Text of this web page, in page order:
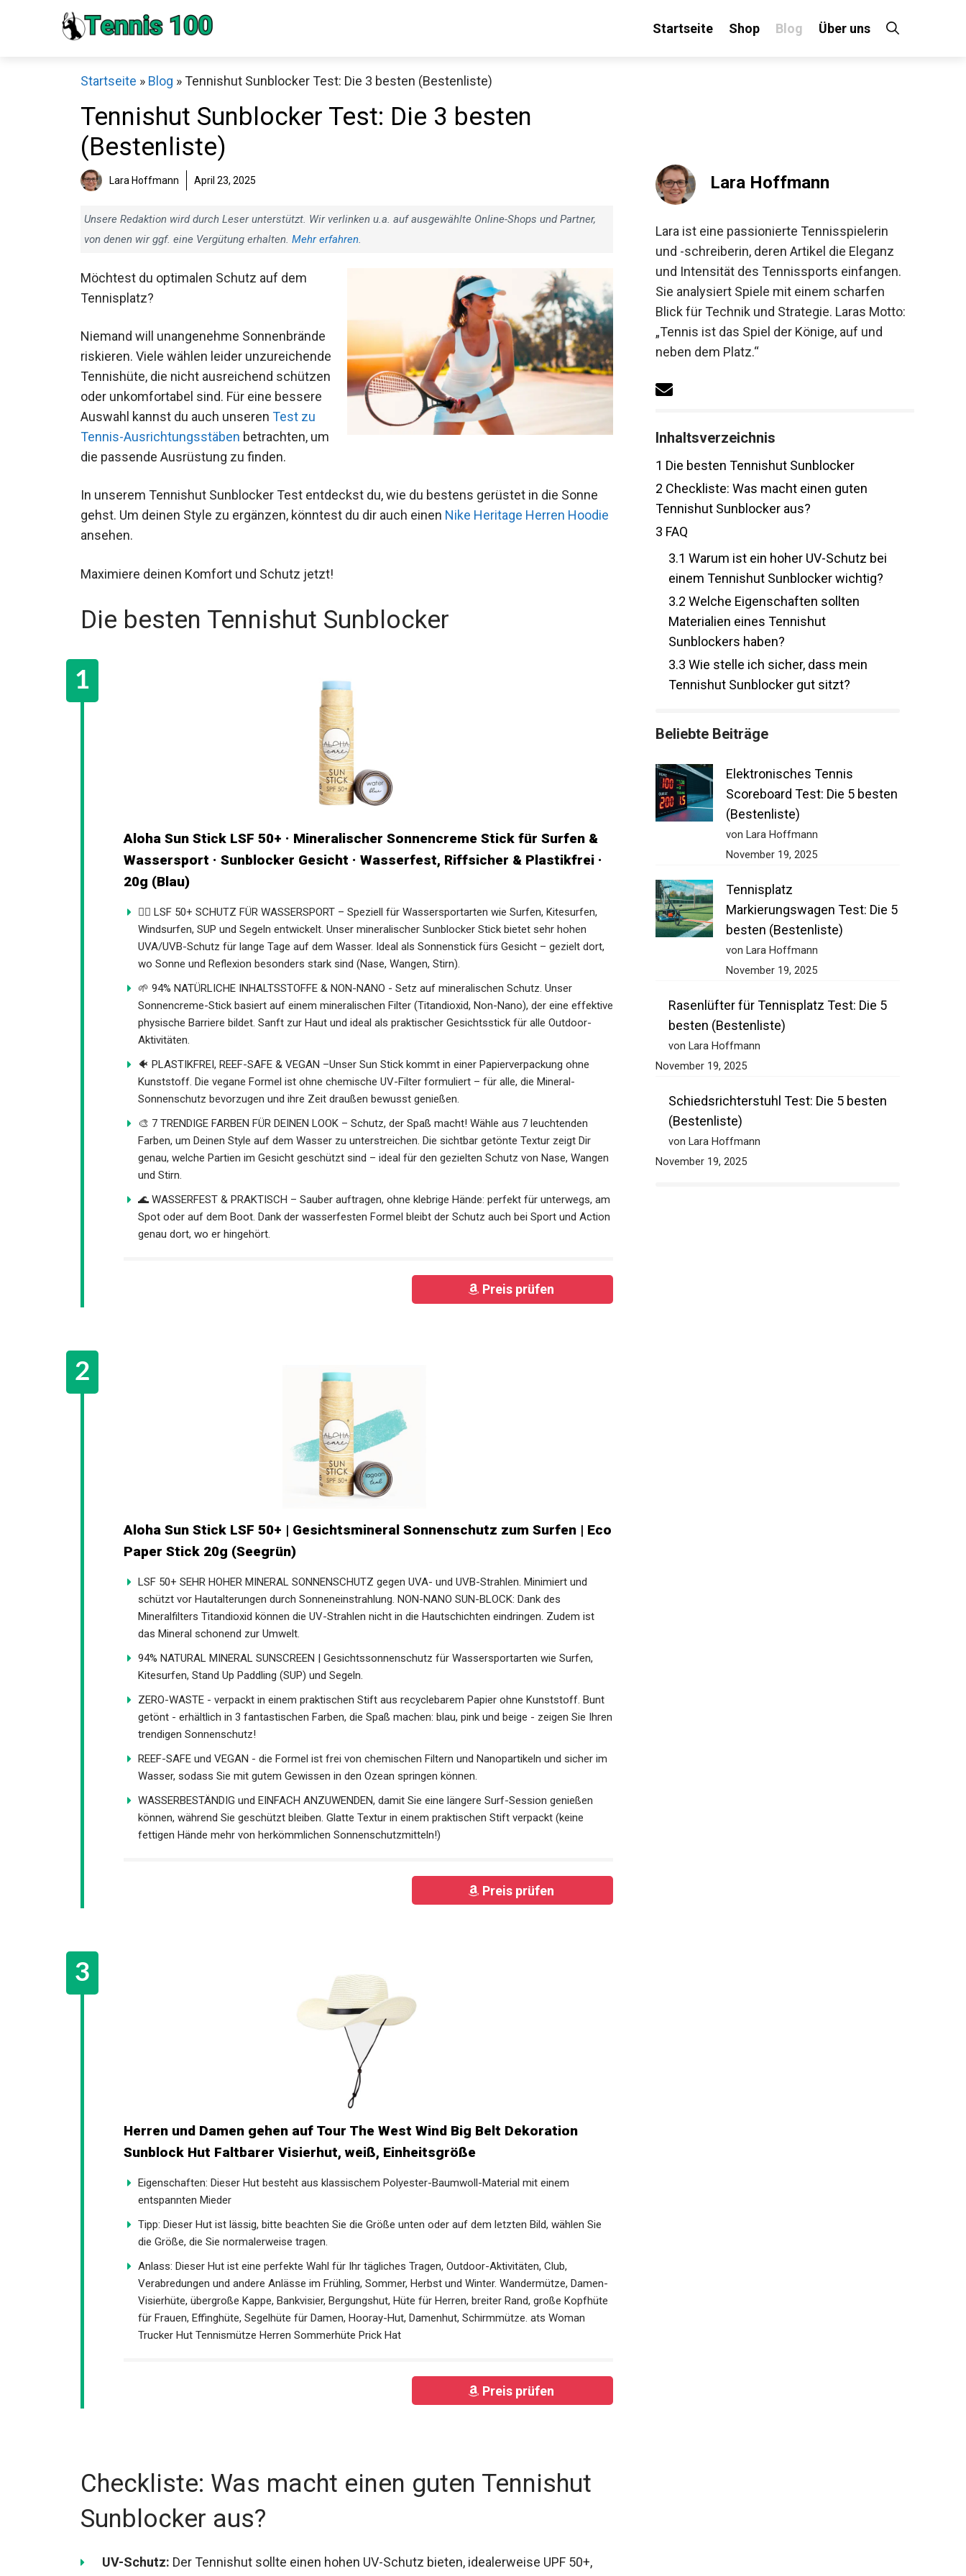
Startseite Shop Blog Über uns
Startseite » Blog »Tennishut Sunblocker Test: Die 3 besten (Bestenliste)
Tennishut Sunblocker Test: Die 3 besten
(Bestenliste)
Lara Hoffmann April 23, 2025
Unsere Redaktion wird durch Leser unterstützt. Wir verlinken u.a. auf ausgewählte Online-Shops und Partner,
von denen wir ggf. eine Vergütung erhalten. Mehr erfahren.
Möchtest du optimalen Schutz auf dem
Tennisplatz?
Niemand will unangenehme Sonnenbrände
riskieren. Viele wählen leider unzureichende
Tennishüte, die nicht ausreichend schützen
oder unkomfortabel sind. Für eine bessere
Auswahl kannst du auch unseren Test zu
Tennis-Ausrichtungsstäben betrachten, um
die passende Ausrüstung zu finden.
In unserem Tennishut Sunblocker Test entdeckst du, wie du bestens gerüstet in die Sonne
gehst. Um deinen Style zu ergänzen, könntest du dir auch einen Nike Heritage Herren
Hoodieansehen.
Maximiere deinen Komfort und Schutz jetzt!
Die besten Tennishut Sunblocker
Aloha Sun Stick LSF 50+ · Mineralischer Sonnencreme Stick für Surfen &
Wassersport · Sunblocker Gesicht · Wasserfest, Riffsicher & Plastikfrei ·
20g (Blau)
🏄‍♂️ LSF 50+ SCHUTZ FÜR WASSERSPORT – Speziell für Wassersportarten wie Surfen, Kitesurfen,
Windsurfen, SUP und Segeln entwickelt. Unser mineralischer Sunblocker Stick bietet sehr hohen
UVA/UVB-Schutz für lange Tage auf dem Wasser. Ideal als Sonnenstick fürs Gesicht – gezielt dort,
wo Sonne und Reflexion besonders stark sind (Nase, Wangen, Stirn).
🌱 94% NATÜRLICHE INHALTSSTOFFE & NON-NANO - Setz auf mineralischen Schutz. Unser
Sonnencreme-Stick basiert auf einem mineralischen Filter (Titandioxid, Non-Nano), der eine
effektive physische Barriere bildet. Sanft zur Haut und ideal als praktischer Gesichtsstick für alle
Outdoor-Aktivitäten.
🐠 PLASTIKFREI, REEF-SAFE & VEGAN –Unser Sun Stick kommt in einer Papierverpackung ohne
Kunststoff. Die vegane Formel ist ohne chemische UV-Filter formuliert – für alle, die Mineral-
Sonnenschutz bevorzugen und ihre Zeit draußen bewusst genießen.
🎨 7 TRENDIGE FARBEN FÜR DEINEN LOOK – Schutz, der Spaß macht! Wähle aus 7 leuchtenden
Farben, um Deinen Style auf dem Wasser zu unterstreichen. Die sichtbar getönte Textur zeigt Dir
genau, welche Partien im Gesicht geschützt sind – ideal für den gezielten Schutz von Nase,
Wangen und Stirn.
🌊 WASSERFEST & PRAKTISCH – Sauber auftragen, ohne klebrige Hände: perfekt für unterwegs,
am Spot oder auf dem Boot. Dank der wasserfesten Formel bleibt der Schutz auch bei Sport und
Action genau dort, wo er hingehört.
Preis prüfen
Aloha Sun Stick LSF 50+ | Gesichtsmineral Sonnenschutz zum Surfen |
Eco Paper Stick 20g (Seegrün)
LSF 50+ SEHR HOHER MINERAL SONNENSCHUTZ gegen UVA- und UVB-Strahlen. Minimiert und
schützt vor Hautalterungen durch Sonneneinstrahlung. NON-NANO SUN-BLOCK: Dank des
Mineralfilters Titandioxid können die UV-Strahlen nicht in die Hautschichten eindringen. Zudem ist
das Mineral schonend zur Umwelt.
94% NATURAL MINERAL SUNSCREEN | Gesichtssonnenschutz für Wassersportarten wie Surfen,
Kitesurfen, Stand Up Paddling (SUP) und Segeln.
ZERO-WASTE - verpackt in einem praktischen Stift aus recyclebarem Papier ohne Kunststoff. Bunt
getönt - erhältlich in 3 fantastischen Farben, die Spaß machen: blau, pink und beige - zeigen Sie
Ihren trendigen Sonnenschutz!
REEF-SAFE und VEGAN - die Formel ist frei von chemischen Filtern und Nanopartikeln und sicher
im Wasser, sodass Sie mit gutem Gewissen in den Ozean springen können.
WASSERBESTÄNDIG und EINFACH ANZUWENDEN, damit Sie eine längere Surf-Session genießen
können, während Sie geschützt bleiben. Glatte Textur in einem praktischen Stift verpackt (keine
fettigen Hände mehr von herkömmlichen Sonnenschutzmitteln!)
Preis prüfen
Herren und Damen gehen auf Tour The West Wind Big Belt Dekoration
Sunblock Hut Faltbarer Visierhut, weiß, Einheitsgröße
Eigenschaften: Dieser Hut besteht aus klassischem Polyester-Baumwoll-Material mit einem
entspannten Mieder
Tipp: Dieser Hut ist lässig, bitte beachten Sie die Größe unten oder auf dem letzten Bild, wählen Sie
die Größe, die Sie normalerweise tragen.
Anlass: Dieser Hut ist eine perfekte Wahl für Ihr tägliches Tragen, Outdoor-Aktivitäten, Club,
Verabredungen und andere Anlässe im Frühling, Sommer, Herbst und Winter. Wandermütze,
Damen-Visierhüte, übergroße Kappe, Bankvisier, Bergungshut, Hüte für Herren, breiter Rand, große
Kopfhüte für Frauen, Effinghüte, Segelhüte für Damen, Hooray-Hut, Damenhut, Schirmmütze. ats
Woman Trucker Hut Tennismütze Herren Sommerhüte Prick Hat
Preis prüfen
Checkliste: Was macht einen guten Tennishut
Sunblocker aus?
UV-Schutz: Der Tennishut sollte einen hohen UV-Schutz bieten, idealerweise UPF 50+,
Lara Hoffmann
Lara ist eine passionierte Tennisspielerin
und -schreiberin, deren Artikel die Eleganz
und Intensität des Tennissports einfangen.
Sie analysiert Spiele mit einem scharfen
Blick für Technik und Strategie. Laras
Motto: „Tennis ist das Spiel der Könige, auf
und neben dem Platz.“
Inhaltsverzeichnis
Die besten Tennishut Sunblocker
Checkliste: Was macht einen guten
Tennishut Sunblocker aus?
FAQ
3.1Warum ist ein hoher UV-Schutz bei
einem Tennishut Sunblocker wichtig?
3.2Welche Eigenschaften sollten
Materialien eines Tennishut
Sunblockers haben?
3.3Wie stelle ich sicher, dass mein
Tennishut Sunblocker gut sitzt?
Beliebte Beiträge
Elektronisches Tennis
Scoreboard Test: Die 5
besten (Bestenliste)
von Lara Hoffmann
November 19, 2025
Tennisplatz
Markierungswagen Test: Die
5 besten (Bestenliste)
von Lara Hoffmann
November 19, 2025
Rasenlüfter für Tennisplatz Test: Die 5
besten (Bestenliste)
von Lara Hoffmann
November 19, 2025
Schiedsrichterstuhl Test: Die 5 besten
(Bestenliste)
von Lara Hoffmann
November 19, 2025
Decathlon Sale
Schaue dir jetzt die meistverkauften Produkte im Sale bei Decathlon an!
Jetzt anschauen